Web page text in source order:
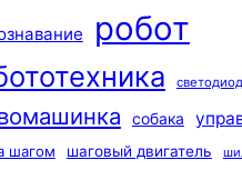
робот
светодиод
собака
шагом шаговый двигатель